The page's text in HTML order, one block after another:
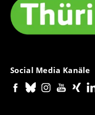
Social Media Kanäle